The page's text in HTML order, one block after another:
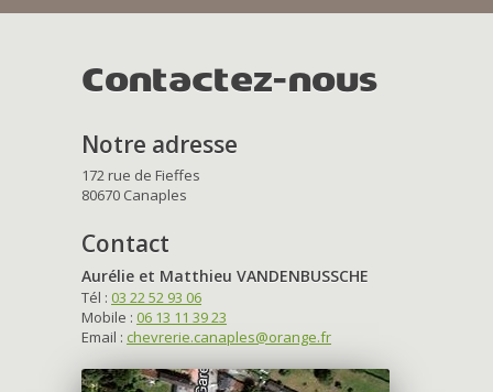
Contactez-nous
Notre adresse
172 rue de Fieffes
80670 Canaples
Contact
Aurélie et Matthieu VANDENBUSSCHE
Tél : 03 22 52 93 06
Mobile : 06 13 11 39 23
Email : chevrerie.canaples@orange.fr